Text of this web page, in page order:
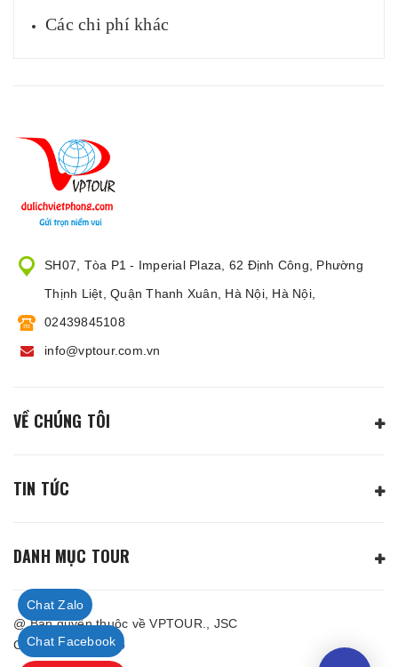
Các chi phí khác
SH07, Tòa P1 - Imperial Plaza, 62 Định Công, Phường
Thịnh Liệt, Quận Thanh Xuân, Hà Nội, Hà Nội,
02439845108
info@vptour.com.vn
VỀ CHÚNG TÔI
TIN TỨC
DANH MỤC TOUR
@ Bản quyền thuộc về VPTOUR., JSC
Cung cấp bởiSapo
Chat Zalo
Chat Facebook